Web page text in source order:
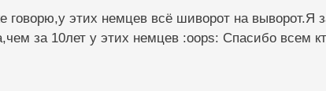
этих немцев всё шиворот на выворот.Я
за 10лет у этих немцев :oops: Спасибо всем